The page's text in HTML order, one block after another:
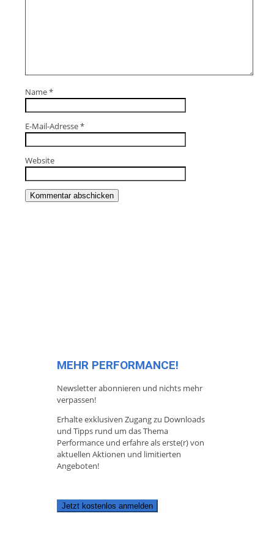
Name*
E-Mail-Adresse*
Website
MEHR PERFORMANCE!
Newsletter abonnieren und nichts mehr
verpassen!
Erhalte exklusiven Zugang zu Downloads
und Tipps rund um das Thema
Performance und erfahre als erste(r) von
aktuellen Aktionen und limitierten
Angeboten!
Jetzt kostenlos anmelden